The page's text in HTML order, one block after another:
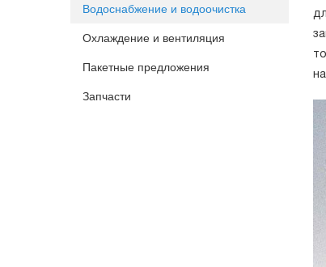
Водоснабжение и водоочистка
Охлаждение и вентиляция
Пакетные предложения
Запчасти